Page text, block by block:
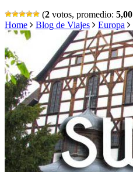
(2 votos, promedio: 5,00
Home
Blog de Viajes Europa